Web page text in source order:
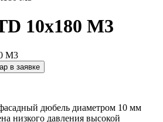
10х180 М3
в заявке
дюбель диаметром 10 мм
низкого давления высокой